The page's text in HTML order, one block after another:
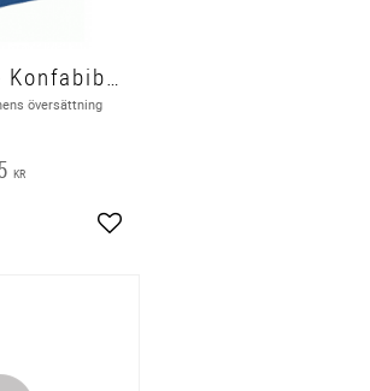
bibel 2000 - Konfabibel, mjukband blå, 200x140x30mm
översättning
KR
Lägg till i favoriter